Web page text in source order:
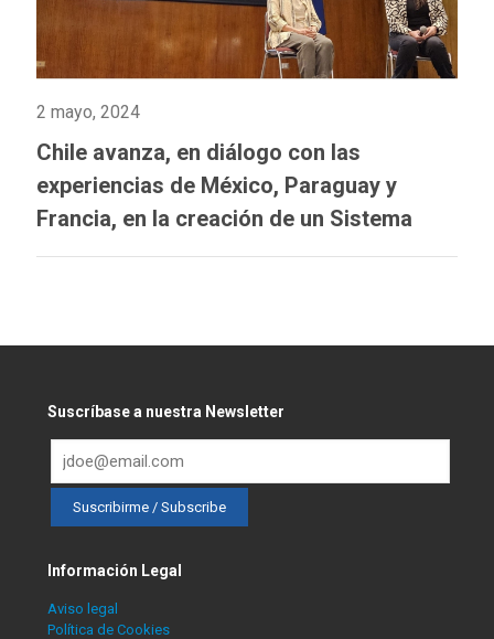
2 mayo, 2024
Chile avanza, en diálogo con las
experiencias de México, Paraguay y
Francia, en la creación de un Sistema
Integrado de Información sobre Violencia
Suscríbase a nuestra Newsletter
Información Legal
Aviso legal
Política de Cookies